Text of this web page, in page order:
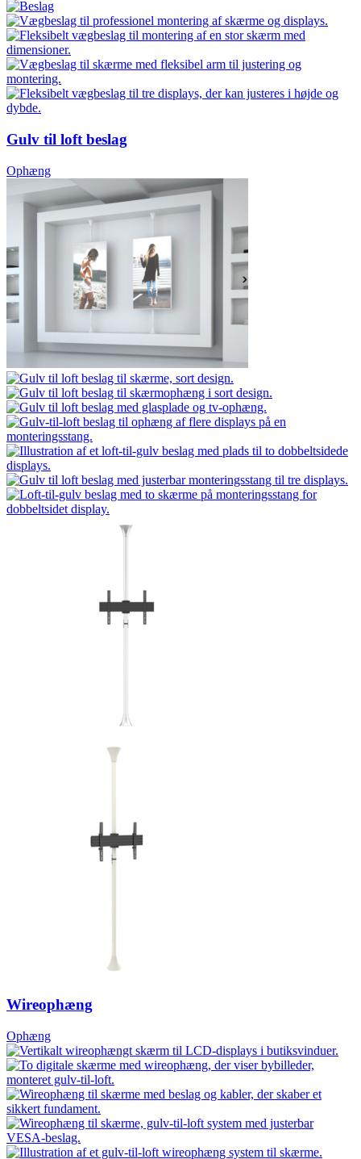
Gulv til loft beslag
Ophæng
Wireophæng
Ophæng